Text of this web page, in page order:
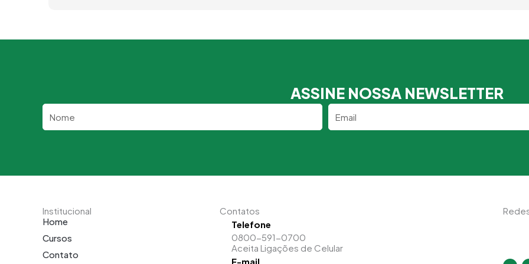
ASSINE NOSSA NEWSLETTER
Nome Email
Institucional
Home
Cursos
Contato
Contatos
Telefone
0800-591-0700
Aceita Ligações de Celular
E-mail
I